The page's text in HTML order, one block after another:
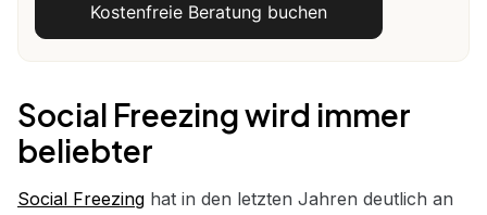
Kostenfreie Beratung buchen
Social Freezing wird immer
beliebter
Social Freezing hat in den letzten Jahren deutlich an